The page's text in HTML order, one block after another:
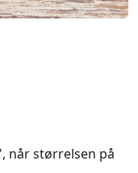
når størrelsen på